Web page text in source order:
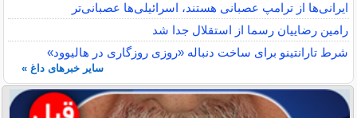
ایرانی‌ها از ترامپ عصبانی هستند، اسرائیلی‌ها عصبانی‌تر
رامین رضاییان رسما از استقلال جدا شد
شرط تارانتینو برای ساخت دنباله «روزی روزگاری در هالیوود»
سایر خبرهای داغ »